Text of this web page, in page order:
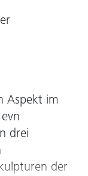
Aspekt im
drei
der